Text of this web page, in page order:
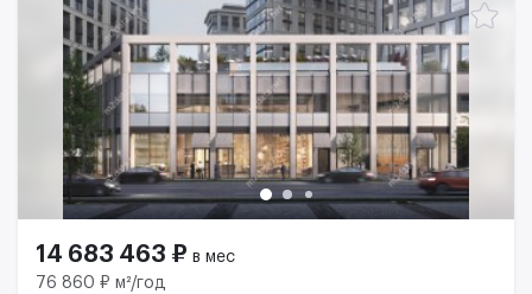
14 683 463 ₽ в мес
76 860 ₽ м²/год